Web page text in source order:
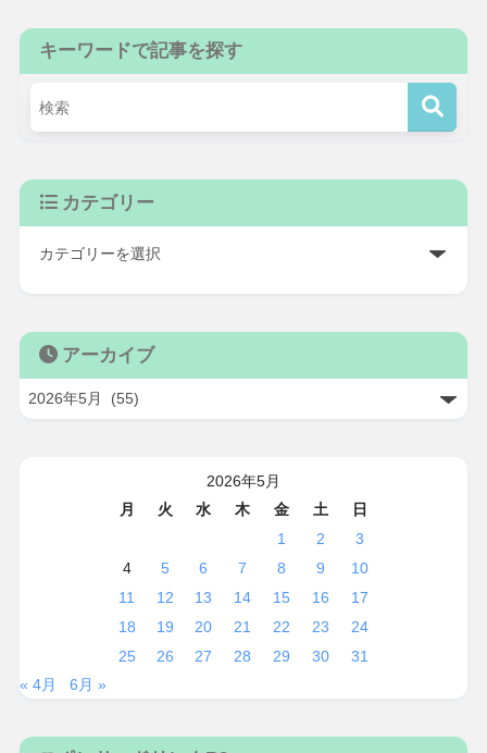
キーワードで記事を探す
カテゴリー
アーカイブ
2026年5月
月
火 水 木 金 土
日
1
2
3
4
5 6 7 8 9
10
11
12 13 14 15 16
17
18
19 20 21 22 23
24
25
26 27 28 29 30
31
« 4月
6月 »